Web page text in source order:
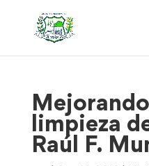
limpieza
Raúl F.